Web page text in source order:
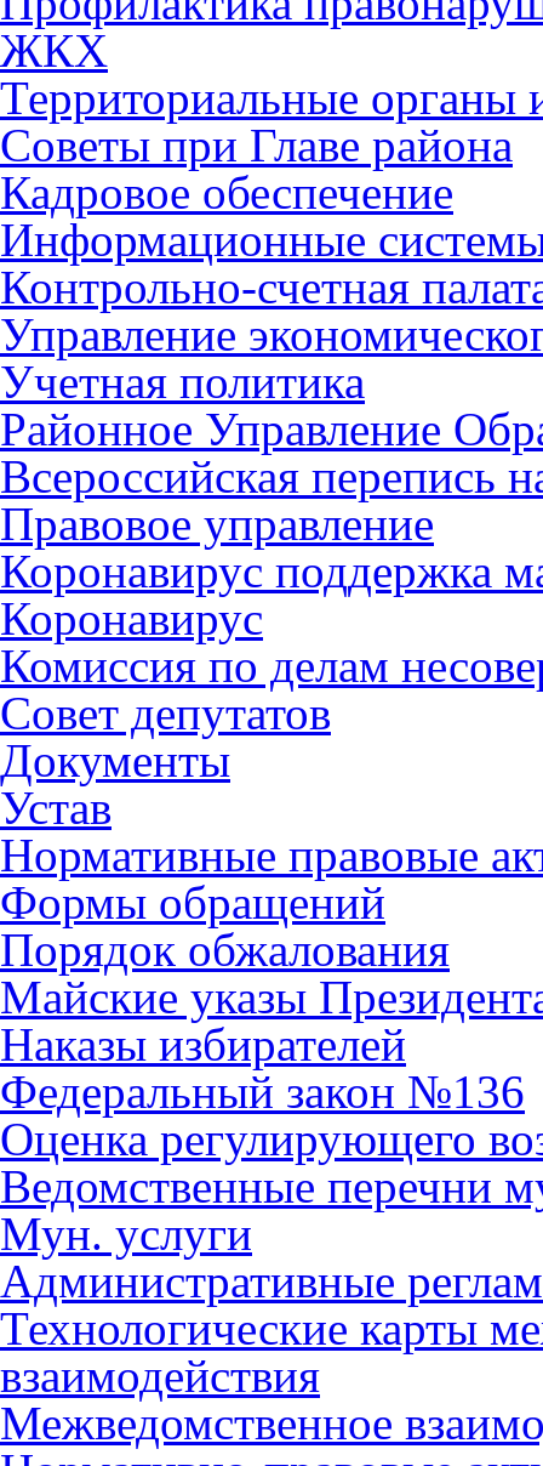
ЖКХ
Территориальные органы
Советы при Главе района
Кадровое обеспечение
Информационные
Контрольно-счетная
Управление
Учетная политика
Районное Управление
Всероссийская перепись
Правовое управление
Коронавирус поддержка
Коронавирус
Комиссия по делам
Совет депутатов
Документы
Устав
Нормативные правовые
Формы обращений
Порядок обжалования
Майские указы
Наказы избирателей
Федеральный закон №136
Оценка регулирующего
Ведомственные перечни
Мун. услуги
Административные
Технологические карты
взаимодействия
Межведомственное